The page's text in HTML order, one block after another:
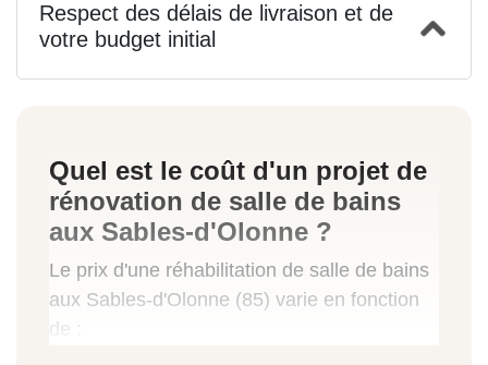
Respect des délais de livraison et de
votre budget initial
Quel est le coût d'un projet de
rénovation de salle de bains
aux Sables-d'Olonne ?
Le prix d'une réhabilitation de salle de bains
aux Sables-d'Olonne (85) varie en fonction
de :